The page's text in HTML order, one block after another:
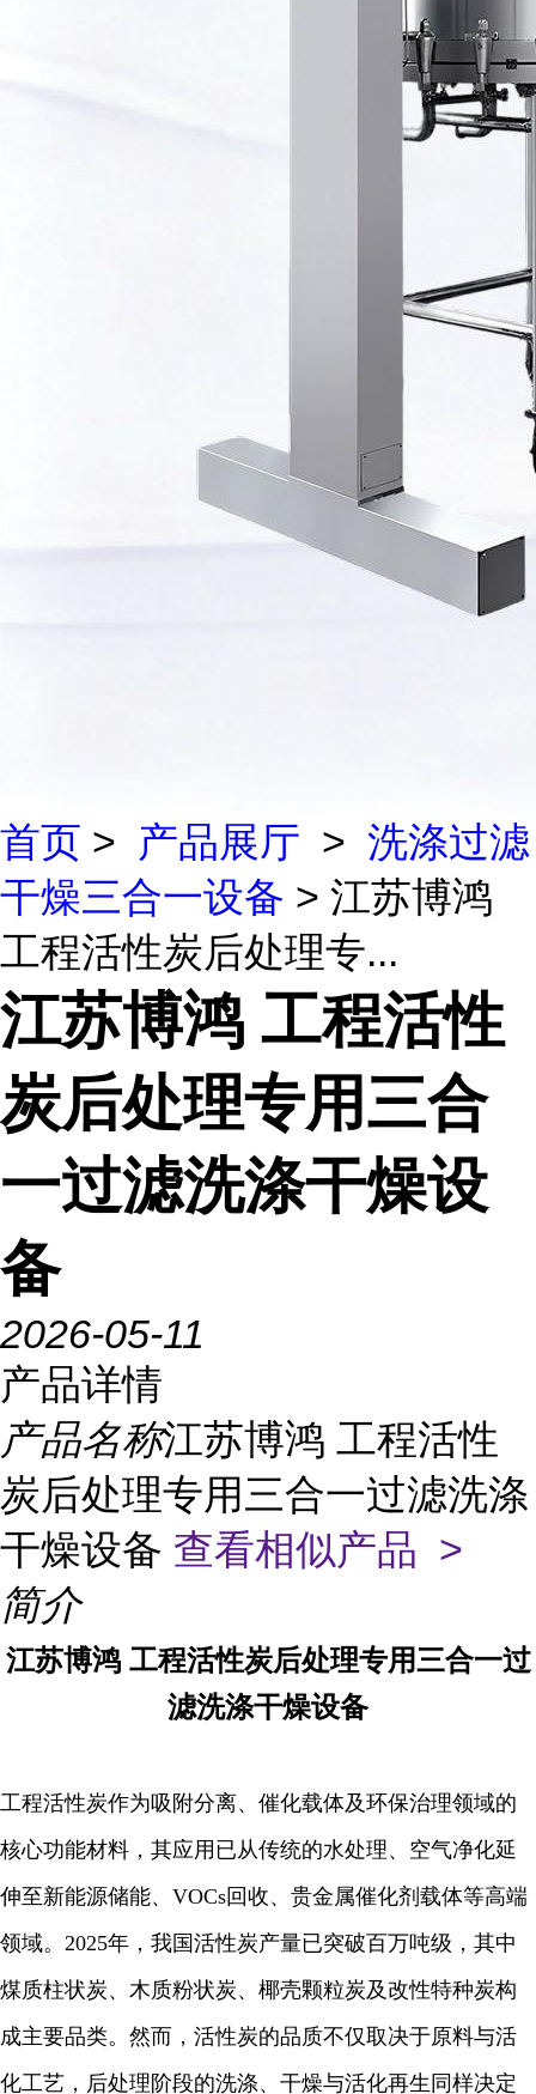
首页 > 产品展厅 > 洗涤过滤
干燥三合一设备 > 江苏博鸿
工程活性炭后处理专...
江苏博鸿 工程活性
炭后处理专用三合
一过滤洗涤干燥设
备
2026-05-11
产品详情
产品名称江苏博鸿 工程活性
炭后处理专用三合一过滤洗涤
干燥设备 查看相似产品 >
简介
江苏博鸿 工程活性炭后处理专用三合一过
滤洗涤干燥设备
工程活性炭作为吸附分离、催化载体及环保治理领域的
核心功能材料，其应用已从传统的水处理、空气净化延
伸至新能源储能、VOCs回收、贵金属催化剂载体等高端
领域。2025年，我国活性炭产量已突破百万吨级，其中
煤质柱状炭、木质粉状炭、椰壳颗粒炭及改性特种炭构
成主要品类。然而，活性炭的品质不仅取决于原料与活
化工艺，后处理阶段的洗涤、干燥与活化再生同样决定